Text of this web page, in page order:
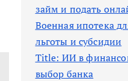
займ и подать
Военная ипотека
льготы и субсидии
Title: ИИ в
выбор банка